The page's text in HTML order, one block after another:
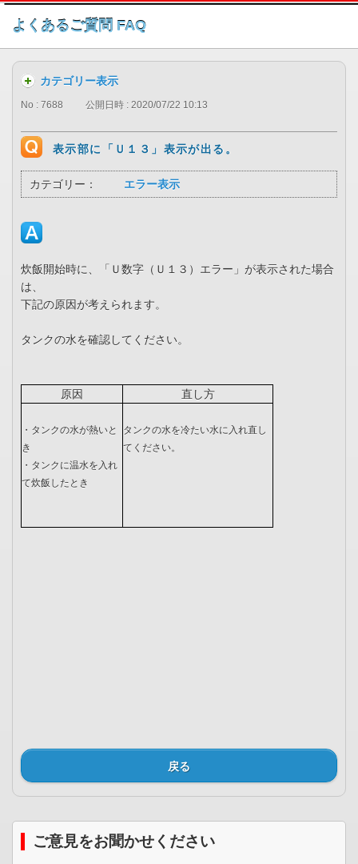
このページの本文へ
よくあるご質問 FAQ
カテゴリー表示
No : 7688 公開日時 : 2020/07/22 10:13
表示部に「Ｕ１３」表示が出る。
カテゴリー： エラー表示
炊飯開始時に、「Ｕ数字（Ｕ１３）エラー」が表示された場合
は、
下記の原因が考えられます。
タンクの水を確認してください。
原因 直し方
・タンクの水が熱いと
き
・タンクに温水を入れ
て炊飯したとき
タンクの水を冷たい水に入れ直し
てください。
戻る
ご意見をお聞かせください